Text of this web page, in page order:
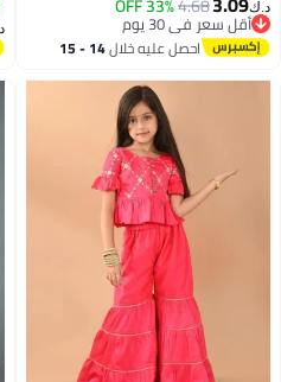
د.ك‏
أقل سعر في 30 يوم
أقل سعر في 30 يوماحصل عليه خلال 14 - 15